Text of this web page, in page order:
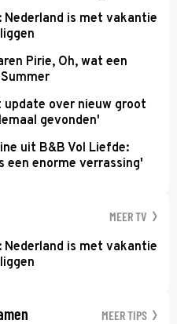
Nederland is met vakantie
Pirie, Oh, wat een
over nieuw groot
gevonden'
uit B&B Vol Liefde:
een enorme verrassing'
MEER TV
Nederland is met vakantie
MEER TIPS